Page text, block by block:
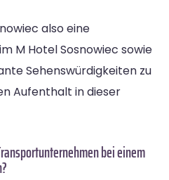
also eine
M Hotel Sosnowiec sowie
Sehenswürdigkeiten zu
Aufenthalt in dieser
bei einem